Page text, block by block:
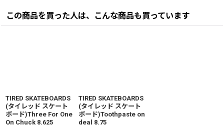
この商品を買った人は、こんな商品も買っています
TIRED SKATEBOARDS
(タイレッド スケート
ボード)Three For One
On Chuck 8.625
TIRED SKATEBOARDS
(タイレッド スケート
ボード)Toothpaste on
deal 8.75